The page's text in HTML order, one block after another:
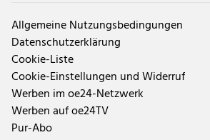
Allgemeine Nutzungsbedingungen
Datenschutzerklärung
Cookie-Liste
Cookie-Einstellungen und Widerruf
Werben im oe24-Netzwerk
Werben auf oe24TV
Pur-Abo